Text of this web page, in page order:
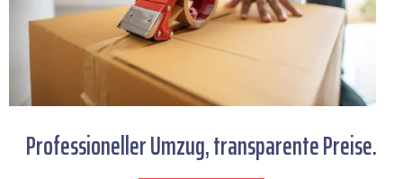
Professioneller Umzug, transparente Preise.